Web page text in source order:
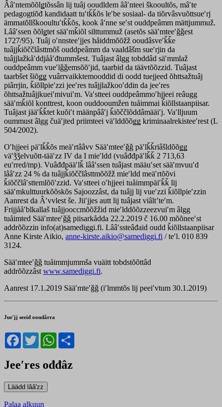
Ââʹntemõõlǥtõssân lij tuâj ooudldem ââʹnteei škooultõs, mâʹte
pedagogtiõđ kandidaatt tuʹtǩǩõs leʹbe sosiaal- da tiõrvâsvuõttsueʹrj
ämmatõllškooultuʹtǩǩõs, kook âʹnne seʹst ouddpeâmm mättjummuž.
Lââʹssen õõlǥtet sääʹmǩiõl silttummuž (asetõs sääʹmteeʹǧǧest
1727/95). Tuâj oʹnnsteeʹjjes håiddmõõžž ooudâsveʹǩǩe
tuâjjǩiõččlâsttmõš ouddpeâmm da vaaldâšm sueʹrjin da
tuâjjlažkåʹddjååʹđtummšest. Tuâjast âlgg tobddâd säʹmmlaž
ouddpeâmm vueʹlǧǧemsõõʹjid, taarbid da täävtõõzzid. Tuâjast
taarbšet šiõǥǥ vuârrvaikktemooddid di oodd tuejjeed õhttsažtuâj
piârrjin, ǩiõllpieʹzzi jeeʹres tuâjjlažkooʹddin da jeeʹres
õhttsažtuâjjkueiʹmivuiʹm. Vaʹstteei ouddpeâmmoʹhjjeei reâugg
sääʹmǩiõl konttrest, koon ouddooumžen tuåimmai ǩiõllstaanpiisar.
Tuâjast jääʹǩǩtet kuõiʹt määnpââʹj ǩiõččlõddâmääiʹj. Vaʹlljuum
oummust âlgg čuäʹjted priimteei väʹlddõõǥǥ kriminaalrekisteeʹrest (L
504/2002).
Oʹhjjeei päʹlǩǩõs meäʹrtââvv Sääʹmteeʹǧǧ päʹlǩǩriâšldõõǥǥ
väʹǯǯelvuõtt-tääʹzz IV da I mieʹldd (vuâđđpäʹlǩǩ 2 713,63
euʹrred/mp). Vuâđđpääʹlǩ lââʹssen tuâjast määuʹset sääʹmvuuʹd
lââʹzz 24 % da tuâjjǩiõččlâsttmõõžž mieʹldd meäʹrtõõvi
ǩiõččlâʹsttemlõõʹzzid. Vaʹstteei oʹhjjeei tuåimmpäiʹǩǩ lij
sääʹmkulttuurkõõskõs Sajoozzâst, da tuâjj lij vueʹzzi ǩiõllpieʹzzin
Aanrest da Âʹvvlest še. Jiiʹjjes autt lij tuâjast viâltʼteʹm.
Frijjååʹblkallaš tuâjjooccmõõžžid mieʹlddõõzzeezvuiʹm âlgg
tuåimted Sääʹmteeʹǧǧ piisarkådda 22.2.2019 č 16.00 mõõneeʹst
addrõõzzin info(at)samediggi.fi. Lââʹssteâđaid oudd ǩiõllstaanpiisar
Anne Kirste Aikio, anne-kirste.aikio@samediggi.fi / teʹl. 010 839
3124.
Sääʹmteeʹǧǧ tuåimmjummša vuäitt tobdstõõttâd
addrõõzzâst www.samediggi.fi.
Aanrest 17.1.2019 Sääʹmteʹǧǧ (iʹlmmtõs lij peeiʹvtum 30.1.2019)
Jueʹjj seeid ooudårra
Facebook
TwitterWhatsApp
Jeeʹres ođđâz
Palaa alkuun